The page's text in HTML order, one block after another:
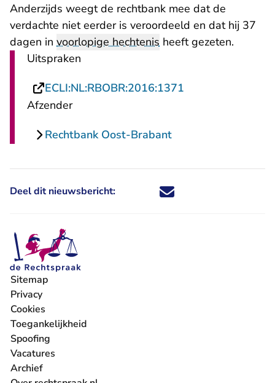
Anderzijds weegt de rechtbank mee dat de
verdachte niet eerder is veroordeeld en dat hij 37
dagen in voorlopige hechtenis heeft gezeten.
Uitspraken
ECLI:NL:RBOBR:2016:1371
Afzender
Rechtbank Oost-Brabant
Deel dit nieuwsbericht: Deel dit nieuwsbericht via X -
Deel dit nieuwsbericht via
Deel dit nieuwsbericht
Deel dit
Sitemap
Privacy
Cookies
Toegankelijkheid
Spoofing
Vacatures
- U verlaat Rechtspraak.nl
Archief